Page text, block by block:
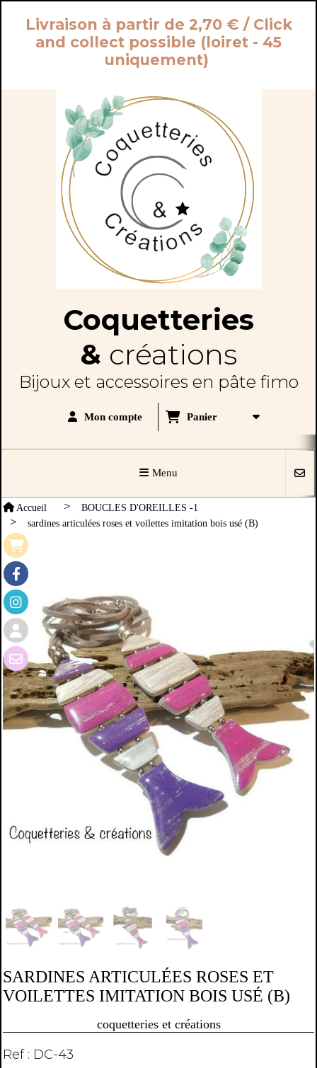
Livraison à partir de 2,70 € / Click
and collect possible (loiret - 45
uniquement)
Coquetteries
& créations
Bijoux et accessoires en pâte fimo
Mon compte Panier
Menu
Accueil
BOUCLES D'OREILLES -1
sardines articulées roses et voilettes imitation bois usé (B)
SARDINES ARTICULÉES ROSES ET
VOILETTES IMITATION BOIS USÉ (B)
coquetteries et créations
Ref : DC-43
Panneau de gestion des cookies